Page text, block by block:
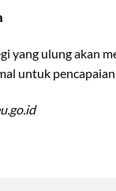
yang ulung akan
untuk